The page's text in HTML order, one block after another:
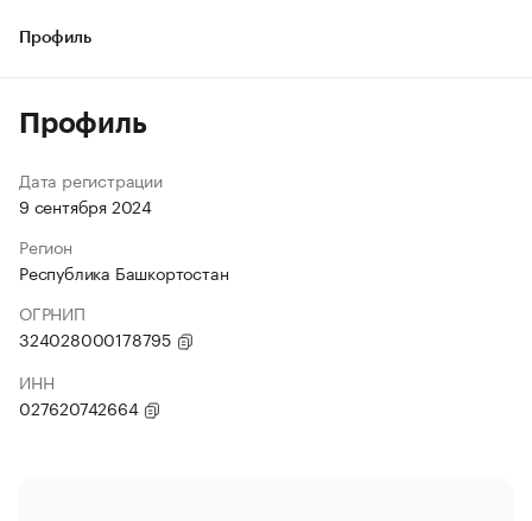
Профиль
Профиль
Дата регистрации
9 сентября 2024
Регион
Республика Башкортостан
ОГРНИП
324028000178795
ИНН
027620742664